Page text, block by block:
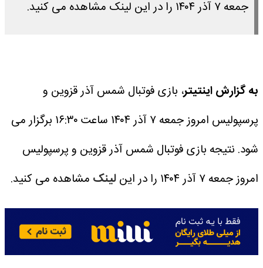
جمعه ۷ آذر ۱۴۰۴ را در این لینک مشاهده می کنید.
به گزارش اینتیتر، بازی فوتبال شمس آذر قزوین و
پرسپولیس امروز جمعه ۷ آذر ۱۴۰۴ ساعت ۱۶:۳۰ برگزار می
شود. نتیجه بازی فوتبال شمس آذر قزوین و پرسپولیس
امروز جمعه ۷ آذر ۱۴۰۴ را در این
لینک مشاهده می کنید.